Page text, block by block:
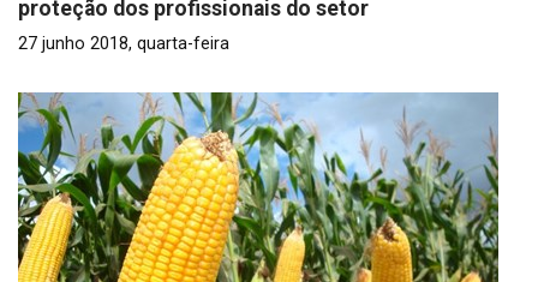
proteção dos profissionais do setor
27 junho 2018, quarta-feira